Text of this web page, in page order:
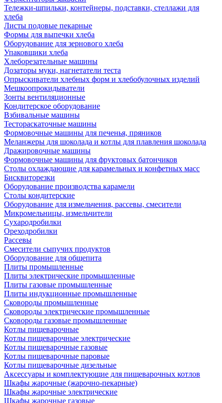
Тележки-шпильки, контейнеры, подставки, стеллажи для
хлеба
Листы подовые пекарные
Формы для выпечки хлеба
Оборудование для зернового хлеба
Упаковщики хлеба
Хлеборезательные машины
Дозаторы муки, нагнетатели теста
Опрыскиватели хлебных форм и хлебобулочных изделий
Мешкоопрокидыватели
Зонты вентиляционные
Кондитерское оборудование
Взбивальные машины
Тестораскаточные машины
Формовочные машины для печенья, пряников
Меланжеры для шоколада и котлы для плавления шоколада
Дражировочные машины
Формовочные машины для фруктовых батончиков
Столы охлаждающие для карамельных и конфетных масс
Бисквиторезки
Оборудование производства карамели
Столы кондитерские
Оборудование для измельчения, рассевы, смесители
Микромельницы, измельчители
Сухародробилки
Ореходробилки
Рассевы
Смесители сыпучих продуктов
Оборудование для общепита
Плиты промышленные
Плиты электрические промышленные
Плиты газовые промышленные
Плиты индукционные промышленные
Сковороды промышленные
Сковороды электрические промышленные
Сковороды газовые промышленные
Котлы пищеварочные
Котлы пищеварочные электрические
Котлы пищеварочные газовые
Котлы пищеварочные паровые
Котлы пищеварочные дизельные
Аксессуары и комплектующие для пищеварочных котлов
Шкафы жарочные (жарочно-пекарные)
Шкафы жарочные электрические
Шкафы жарочные газовые